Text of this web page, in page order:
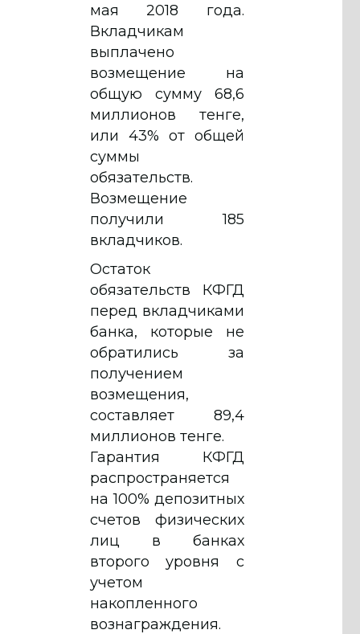
мая 2018 года.
Вкладчикам
выплачено
возмещение на
общую сумму 68,6
миллионов тенге,
или 43% от общей
суммы
обязательств.
Возмещение
получили 185
вкладчиков.
Остаток
обязательств КФГД
перед вкладчиками
банка, которые не
обратились за
получением
возмещения,
составляет 89,4
миллионов тенге.
Гарантия КФГД
распространяется
на 100% депозитных
счетов физических
лиц в банках
второго уровня с
учетом
накопленного
вознаграждения.